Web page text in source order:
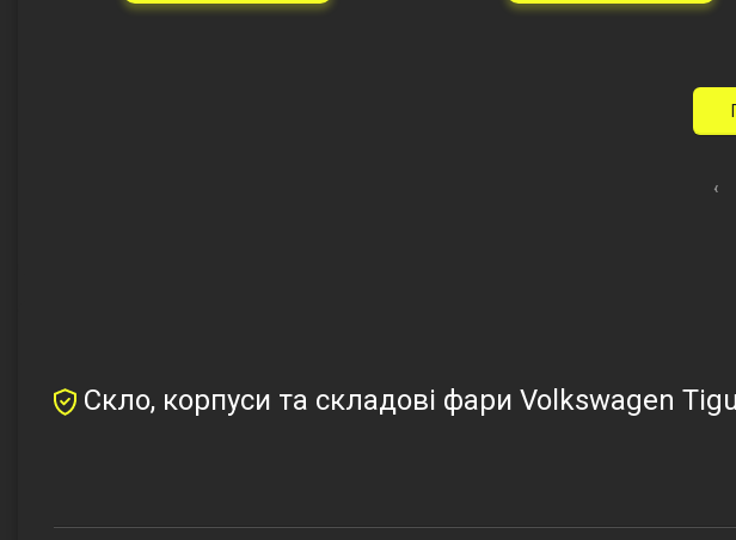
‹
Скло, корпуси та складові фари Volkswagen